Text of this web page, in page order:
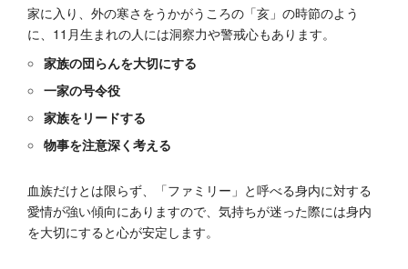
家に入り、外の寒さをうかがうころの「亥」の時節のよう
に、11月生まれの人には洞察力や警戒心もあります。
家族の団らんを大切にする
一家の号令役
家族をリードする
物事を注意深く考える
血族だけとは限らず、「ファミリー」と呼べる身内に対する
愛情が強い傾向にありますので、気持ちが迷った際には身内
を大切にすると心が安定します。